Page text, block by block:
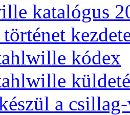
katalógus
kódex
a